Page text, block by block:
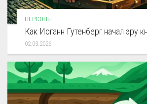
ПЕРСОНЫ
Как Иоганн Гутенберг начал эру
02.03.2026